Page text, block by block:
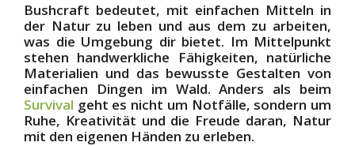
Bushcraft bedeutet, mit einfachen Mitteln in
der Natur zu leben und aus dem zu arbeiten,
was die Umgebung dir bietet. Im Mittelpunkt
stehen handwerkliche Fähigkeiten, natürliche
Materialien und das bewusste Gestalten von
einfachen Dingen im Wald. Anders als beim
Survival geht es nicht um Notfälle, sondern um
Ruhe, Kreativität und die Freude daran, Natur
mit den eigenen Händen zu erleben.